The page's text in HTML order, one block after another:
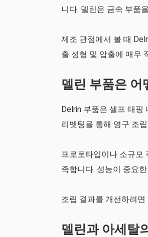
니다. 델린은 금속 부품
제조 관점에서 볼 때
출 성형 및 압출에 매우
델린 부품은 어
Delrin 부품은 셀프 태핑
리벳팅을 통해 영구 조
프로토타입이나 소규모
족합니다. 성능이 중요
조립 결과를 개선하려
델린과 아세탈